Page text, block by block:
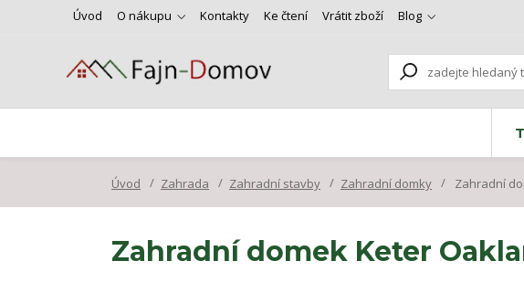
Úvod O nákupu Kontakty Ke čtení Vrátit zboží Blog
Úvod Zahrada Zahradní stavby Zahradní domky Zahradní
Zahradní domek Keter